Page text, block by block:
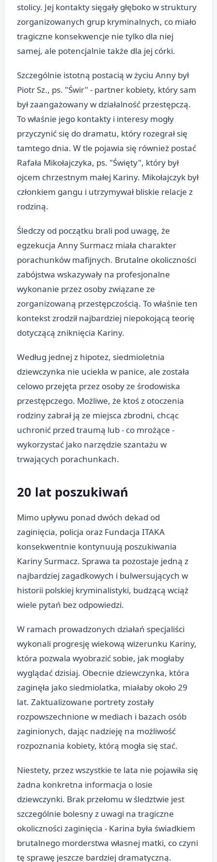
stolicy. Jej kontakty sięgały głęboko w struktury
zorganizowanych grup kryminalnych, co miało
tragiczne konsekwencje nie tylko dla niej
samej, ale potencjalnie także dla jej córki.
Szczególnie istotną postacią w życiu Anny był
Piotr Sz., ps. "Świr" - partner kobiety, który sam
był zaangażowany w działalność przestępczą.
To właśnie jego kontakty i interesy mogły
przyczynić się do dramatu, który rozegrał się
tamtego dnia. W tle pojawia się również postać
Rafała Mikołajczyka, ps. "Święty", który był
ojcem chrzestnym małej Kariny. Mikołajczyk był
członkiem gangu i utrzymywał bliskie relacje z
rodziną.
Śledczy od początku brali pod uwagę, że
egzekucja Anny Surmacz miała charakter
porachunków mafijnych. Brutalne okoliczności
zabójstwa wskazywały na profesjonalne
wykonanie przez osoby związane ze
zorganizowaną przestępczością. To właśnie ten
kontekst zrodził najbardziej niepokojącą teorię
dotyczącą zniknięcia Kariny.
Według jednej z hipotez, siedmioletnia
dziewczynka nie uciekła w panice, ale została
celowo przejęta przez osoby ze środowiska
przestępczego. Możliwe, że ktoś z otoczenia
rodziny zabrał ją ze miejsca zbrodni, chcąc
uchronić przed traumą lub - co mrożące -
wykorzystać jako narzędzie szantażu w
trwających porachunkach.
20 lat poszukiwań
Mimo upływu ponad dwóch dekad od
zaginięcia, policja oraz Fundacja ITAKA
konsekwentnie kontynuują poszukiwania
Kariny Surmacz. Sprawa ta pozostaje jedną z
najbardziej zagadkowych i bulwersujących w
historii polskiej kryminalistyki, budzącą wciąż
wiele pytań bez odpowiedzi.
W ramach prowadzonych działań specjaliści
wykonali progresję wiekową wizerunku Kariny,
która pozwala wyobrazić sobie, jak mogłaby
wyglądać dzisiaj. Obecnie dziewczynka, która
zaginęła jako siedmiolatka, miałaby około 29
lat. Zaktualizowane portrety zostały
rozpowszechnione w mediach i bazach osób
zaginionych, dając nadzieję na możliwość
rozpoznania kobiety, którą mogła się stać.
Niestety, przez wszystkie te lata nie pojawiła się
żadna konkretna informacja o losie
dziewczynki. Brak przełomu w śledztwie jest
szczególnie bolesny z uwagi na tragiczne
okoliczności zaginięcia - Karina była świadkiem
brutalnego morderstwa własnej matki, co czyni
tę sprawę jeszcze bardziej dramatyczną.